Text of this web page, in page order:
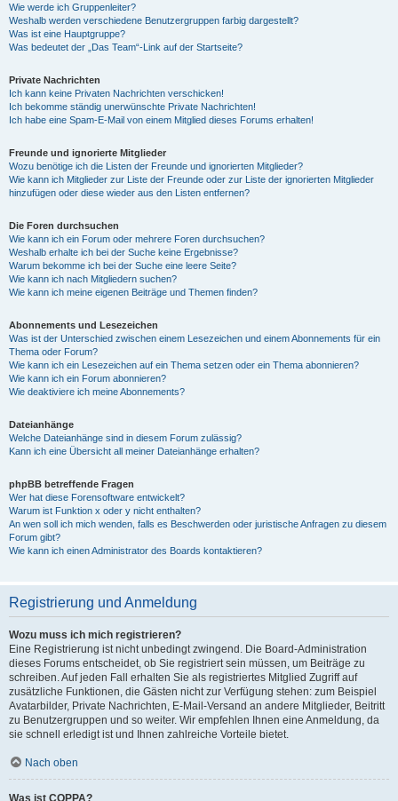
Wie werde ich Gruppenleiter?
Weshalb werden verschiedene Benutzergruppen farbig dargestellt?
Was ist eine Hauptgruppe?
Was bedeutet der „Das Team“-Link auf der Startseite?
Private Nachrichten
Ich kann keine Privaten Nachrichten verschicken!
Ich bekomme ständig unerwünschte Private Nachrichten!
Ich habe eine Spam-E-Mail von einem Mitglied dieses Forums erhalten!
Freunde und ignorierte Mitglieder
Wozu benötige ich die Listen der Freunde und ignorierten Mitglieder?
Wie kann ich Mitglieder zur Liste der Freunde oder zur Liste der ignorierten Mitglieder
hinzufügen oder diese wieder aus den Listen entfernen?
Die Foren durchsuchen
Wie kann ich ein Forum oder mehrere Foren durchsuchen?
Weshalb erhalte ich bei der Suche keine Ergebnisse?
Warum bekomme ich bei der Suche eine leere Seite?
Wie kann ich nach Mitgliedern suchen?
Wie kann ich meine eigenen Beiträge und Themen finden?
Abonnements und Lesezeichen
Was ist der Unterschied zwischen einem Lesezeichen und einem Abonnements für ein
Thema oder Forum?
Wie kann ich ein Lesezeichen auf ein Thema setzen oder ein Thema abonnieren?
Wie kann ich ein Forum abonnieren?
Wie deaktiviere ich meine Abonnements?
Dateianhänge
Welche Dateianhänge sind in diesem Forum zulässig?
Kann ich eine Übersicht all meiner Dateianhänge erhalten?
phpBB betreffende Fragen
Wer hat diese Forensoftware entwickelt?
Warum ist Funktion x oder y nicht enthalten?
An wen soll ich mich wenden, falls es Beschwerden oder juristische Anfragen zu diesem
Forum gibt?
Wie kann ich einen Administrator des Boards kontaktieren?
Registrierung und Anmeldung
Wozu muss ich mich registrieren?
Eine Registrierung ist nicht unbedingt zwingend. Die Board-Administration
dieses Forums entscheidet, ob Sie registriert sein müssen, um Beiträge zu
schreiben. Auf jeden Fall erhalten Sie als registriertes Mitglied Zugriff auf
zusätzliche Funktionen, die Gästen nicht zur Verfügung stehen: zum Beispiel
Avatarbilder, Private Nachrichten, E-Mail-Versand an andere Mitglieder, Beitritt
zu Benutzergruppen und so weiter. Wir empfehlen Ihnen eine Anmeldung, da
sie schnell erledigt ist und Ihnen zahlreiche Vorteile bietet.
Nach oben
Was ist COPPA?